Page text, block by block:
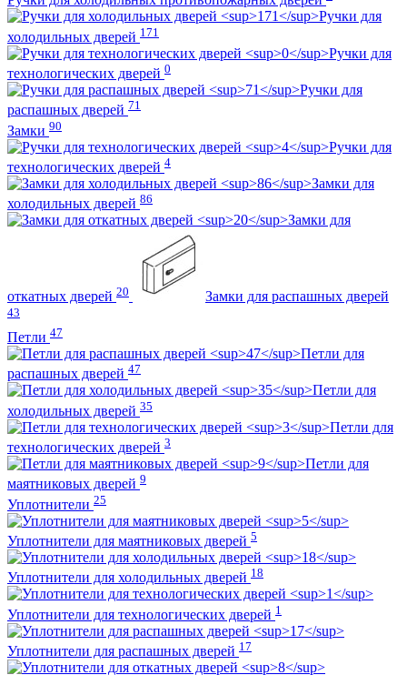
Ручки для
холодильных дверей 171
Ручки для
технологических дверей 0
Ручки для
распашных дверей 71
Замки 90
Ручки для
технологических дверей 4
Замки для
холодильных дверей 86
Замки для
откатных дверей 20 Замки для распашных дверей
43
Петли 47
Петли для
распашных дверей 47
Петли для
холодильных дверей 35
Петли для
технологических дверей 3
Петли для
маятниковых дверей 9
Уплотнители 25
Уплотнители для маятниковых дверей 5
Уплотнители для холодильных дверей 18
Уплотнители для технологических дверей 1
Уплотнители для распашных дверей 17